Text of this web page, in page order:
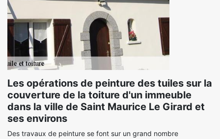
Les opérations de peinture des tuiles sur la
couverture de la toiture d'un immeuble
dans la ville de Saint Maurice Le Girard et
ses environs
Des travaux de peinture se font sur un grand nombre